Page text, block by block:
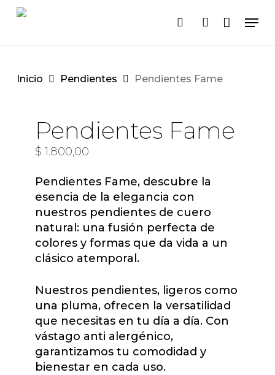
Saltar
buscar cuenta
Inicio Pendientes Pendientes Fame
Pendientes Fame
$ 1.800,00
Pendientes Fame, descubre la
esencia de la elegancia con
nuestros pendientes de cuero
natural: una fusión perfecta de
colores y formas que da vida a un
clásico atemporal.
Nuestros pendientes, ligeros como
una pluma, ofrecen la versatilidad
que necesitas en tu día a día. Con
vástago anti alergénico,
garantizamos tu comodidad y
bienestar en cada uso.